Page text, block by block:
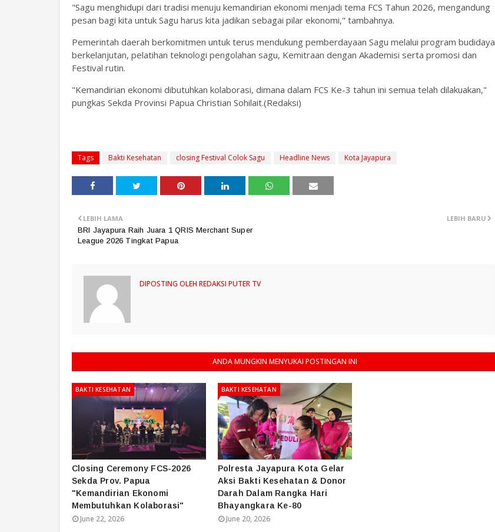
‎"Sagu menghidupi dari tradisi menuju kemandirian ekonomi menjadi tema FCS Tahun 2026, mengandung
pesan bagi kita untuk Sagu harus kita jadikan sebagai pilar ekonomi," tambahnya.
‎Pemerintah daerah berkomitmen untuk terus mendukung pemberdayaan Sagu melalui program budidaya
berkelanjutan, pelatihan teknologi pengolahan sagu, Kemitraan dengan Akademisi serta promosi dan
Festival rutin.
‎"Kemandirian ekonomi dibutuhkan kolaborasi, dimana dalam FCS Ke-3 tahun ini semua telah dilakuakan,"
pungkas Sekda Provinsi Papua Christian Sohilait.(Redaksi)
Tags Bakti Kesehatan closing Festival Colok Sagu Headline News Kota Jayapura
LEBIH BARU
LEBIH LAMA
BRI Jayapura Raih Juara 1 QRIS Merchant Super
League 2026 Tingkat Papua
DIPOSTING OLEH REDAKSI PUTER TV
ANDA MUNGKIN MENYUKAI POSTINGAN INI
BAKTI KESEHATAN
‎Closing Ceremony FCS-2026
Sekda Prov. Papua
"Kemandirian Ekonomi
Membutuhkan Kolaborasi" ‎
June 22, 2026
BAKTI KESEHATAN
Polresta Jayapura Kota Gelar
Aksi Bakti Kesehatan & Donor
Darah Dalam Rangka Hari
Bhayangkara Ke-80
June 20, 2026